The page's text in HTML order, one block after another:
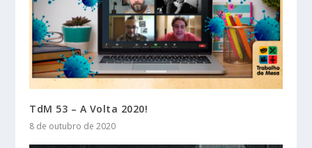
TdM 53 – A Volta 2020!
8 de outubro de 2020